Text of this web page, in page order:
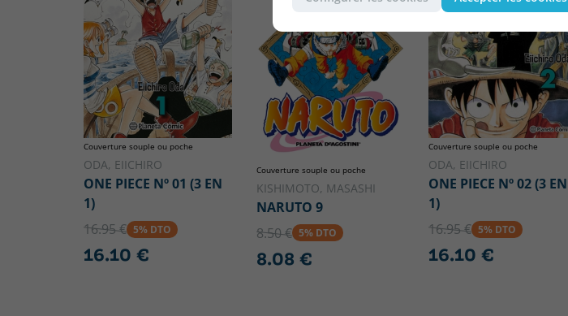
Couverture souple ou poche
ODA, EIICHIRO
ONE PIECE Nº 01 (3 EN
1)
16.95 € 5% DTO
16.10 €
Couverture souple ou poche
KISHIMOTO, MASASHI
NARUTO 9
8.50 € 5% DTO
8.08 €
Couverture souple ou poche
ODA, EIICHIRO
ONE PIECE Nº 02 (3 EN
1)
16.95 € 5% DTO
16.10 €